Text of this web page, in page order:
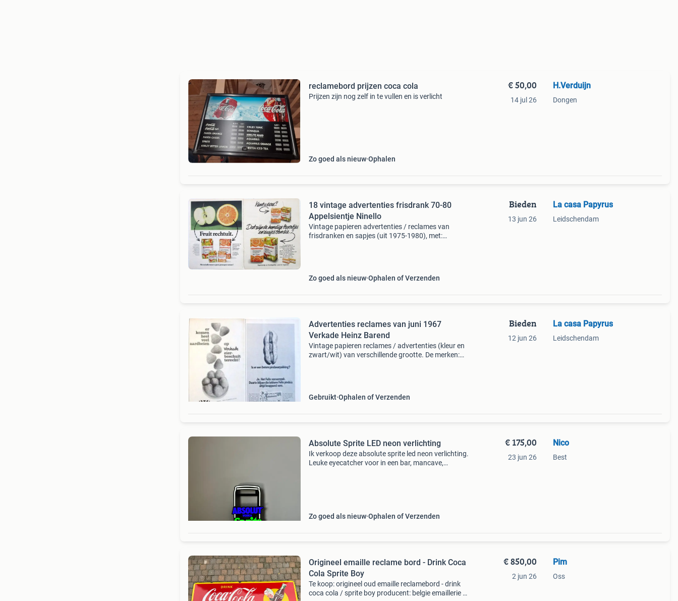
reclamebord prijzen coca cola
Prijzen zijn nog zelf in te vullen en is verlicht
Zo goed als nieuw Ophalen
€ 50,00
14 jul 26
H.Verduijn
Dongen
18 vintage advertenties frisdrank 70-80
Appelsientje Ninello
Vintage papieren advertenties / reclames van
frisdranken en sapjes (uit 1975-1980), met:
Zo goed als nieuw Ophalen of Verzenden
Bieden
13 jun 26
La casa Papyrus
Leidschendam
Advertenties reclames van juni 1967
Verkade Heinz Barend
Vintage papieren reclames / advertenties (kleur en
zwart/wit) van verschillende grootte. De merken:
Gebruikt Ophalen of Verzenden
Bieden
12 jun 26
La casa Papyrus
Leidschendam
Absolute Sprite LED neon verlichting
Ik verkoop deze absolute sprite led neon verlichting.
Leuke eyecatcher voor in een bar, mancave,
Zo goed als nieuw Ophalen of Verzenden
€ 175,00
23 jun 26
Nico
Best
Origineel emaille reclame bord - Drink Coca
Cola Sprite Boy
Te koop: origineel oud emaille reclamebord - drink
coca cola / sprite boy producent: belgie emaillerie /
€ 850,00
2 jun 26
Pim
Oss